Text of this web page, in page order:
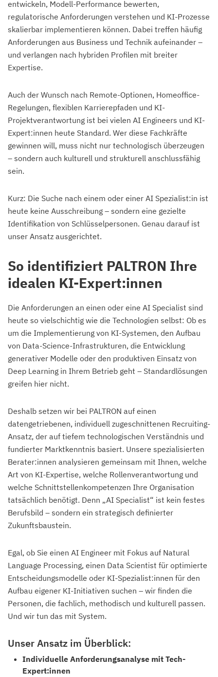
entwickeln, Modell-Performance bewerten,
regulatorische Anforderungen verstehen und KI-Prozesse
skalierbar implementieren können. Dabei treffen häufig
Anforderungen aus Business und Technik aufeinander –
und verlangen nach hybriden Profilen mit breiter
Expertise.
Auch der Wunsch nach Remote-Optionen, Homeoffice-
Regelungen, flexiblen Karrierepfaden und KI-
Projektverantwortung ist bei vielen AI Engineers und KI-
Expert:innen heute Standard. Wer diese Fachkräfte
gewinnen will, muss nicht nur technologisch überzeugen
– sondern auch kulturell und strukturell anschlussfähig
sein.
Kurz: Die Suche nach einem oder einer AI Spezialist:in ist
heute keine Ausschreibung – sondern eine gezielte
Identifikation von Schlüsselpersonen. Genau darauf ist
unser Ansatz ausgerichtet.
So identifiziert PALTRON Ihre
idealen KI-Expert:innen
Die Anforderungen an einen oder eine AI Specialist sind
heute so vielschichtig wie die Technologien selbst: Ob es
um die Implementierung von KI-Systemen, den Aufbau
von Data-Science-Infrastrukturen, die Entwicklung
generativer Modelle oder den produktiven Einsatz von
Deep Learning in Ihrem Betrieb geht – Standardlösungen
greifen hier nicht.
Deshalb setzen wir bei PALTRON auf einen
datengetriebenen, individuell zugeschnittenen Recruiting-
Ansatz, der auf tiefem technologischen Verständnis und
fundierter Marktkenntnis basiert. Unsere spezialisierten
Berater:innen analysieren gemeinsam mit Ihnen, welche
Art von KI-Expertise, welche Rollenverantwortung und
welche Schnittstellenkompetenzen Ihre Organisation
tatsächlich benötigt. Denn „AI Specialist“ ist kein festes
Berufsbild – sondern ein strategisch definierter
Zukunftsbaustein.
Egal, ob Sie einen AI Engineer mit Fokus auf Natural
Language Processing, einen Data Scientist für optimierte
Entscheidungsmodelle oder KI-Spezialist:innen für den
Aufbau eigener KI-Initiativen suchen – wir finden die
Personen, die fachlich, methodisch und kulturell passen.
Und wir tun das mit System.
Unser Ansatz im Überblick:
Individuelle Anforderungsanalyse mit Tech-
Expert:innen